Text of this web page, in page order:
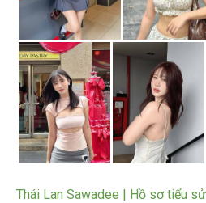
Thái Lan Sawadee | Hồ sơ tiểu